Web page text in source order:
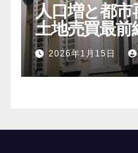
人口増と都
土地売買最
2026年1月15日